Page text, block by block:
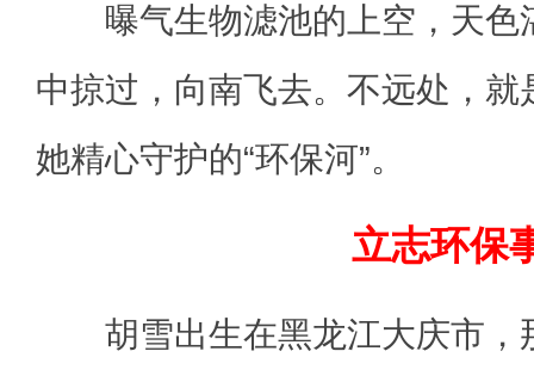
曝气生物滤池的上空，天色
中掠过，向南飞去。不远处，
她精心守护的“环保河”。
立志环保
胡雪出生在黑龙江大庆市，